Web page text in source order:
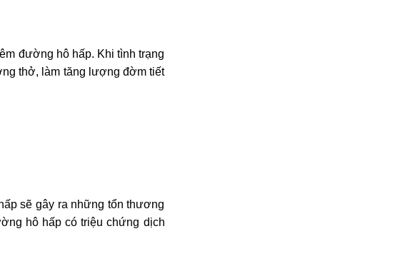
đường hô hấp. Khi tình trạng
thở, làm tăng lượng đờm tiết
sẽ gây ra những tổn thương
hô hấp có triệu chứng dịch